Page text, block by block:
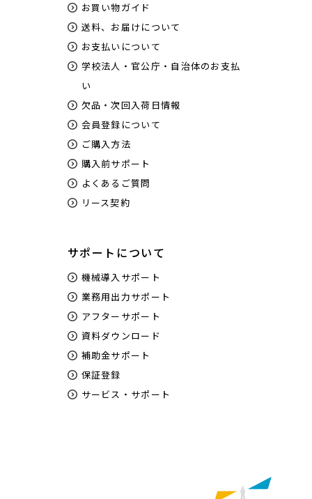
お買い物ガイド
送料、お届けについて
お支払いについて
学校法人・官公庁・自治体のお支払
い
欠品・次回入荷日情報
会員登録について
ご購入方法
購入前サポート
よくあるご質問
リース契約
サポートについて
機械導入サポート
業務用出力サポート
アフターサポート
資料ダウンロード
補助金サポート
保証登録
サービス・サポート